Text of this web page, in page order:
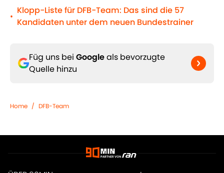
•
Klopp-Liste für DFB-Team: Das sind die 57
Kandidaten unter dem neuen Bundestrainer
Füg uns bei Googleals bevorzugte
Quelle hinzu
Home / DFB-Team